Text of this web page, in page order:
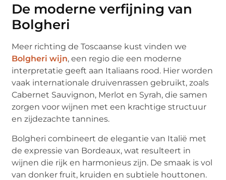
De moderne verfijning van
Bolgheri
Meer richting de Toscaanse kust vinden we
Bolgheri wijn, een regio die een moderne
interpretatie geeft aan Italiaans rood. Hier worden
vaak internationale druivenrassen gebruikt, zoals
Cabernet Sauvignon, Merlot en Syrah, die samen
zorgen voor wijnen met een krachtige structuur
en zijdezachte tannines.
Bolgheri combineert de elegantie van Italië met
de expressie van Bordeaux, wat resulteert in
wijnen die rijk en harmonieus zijn. De smaak is vol
van donker fruit, kruiden en subtiele houttonen.